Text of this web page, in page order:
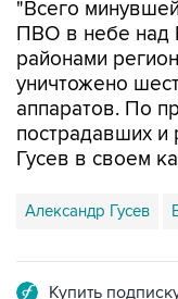
районами
уничтожено
аппаратов. По
пострадавших и
Гусев в своем
Александр Гусев
Подписаться на